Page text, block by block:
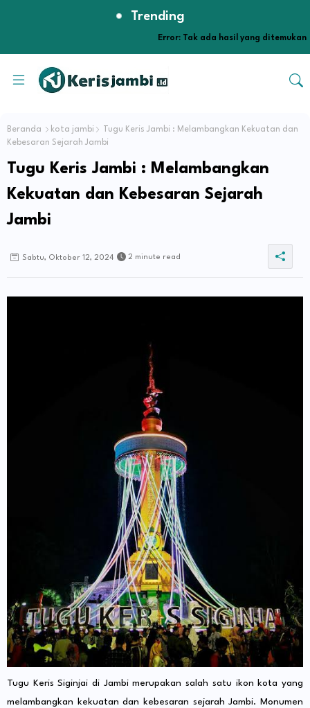
Trending
Error: Tak ada hasil yang ditemukan
Beranda kota jambi
Tugu Keris Jambi : Melambangkan Kekuatan dan
Kebesaran Sejarah Jambi
Tugu Keris Jambi : Melambangkan
Kekuatan dan Kebesaran Sejarah
Jambi
Sabtu, Oktober 12, 2024 2 minute read
Tugu Keris Siginjai di Jambi merupakan salah satu ikon kota yang
melambangkan kekuatan dan kebesaran sejarah Jambi. Monumen